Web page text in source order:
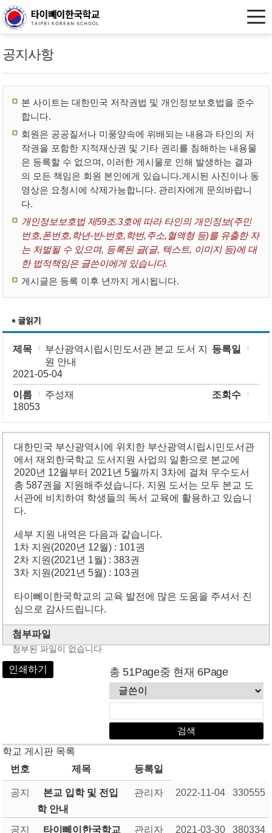
공지사항
본 사이트는 대한민국 저작권법 및 개인정보보호법을 준수
합니다.
회원은 공공질서나 미풍양속에 위배되는 내용과 타인의 저
작권을 포함한 지적재산권 및 기타 권리를 침해하는 내용물
은 등록할 수 없으며, 이러한 게시물로 인해 발생하는 결과
의 모든 책임은 회원 본인에게 있습니다.게시된 사진이나 동
영상은 요청시에 삭제가능합니다. 관리자에게 문의바랍니
다.
개인정보보호법 제59조.3호에 따라 타인의 개인정보(주민
번호,폰번호,학년-반-번호,학번,주소,혈액형 등)를 유출한 자
는 처벌될 수 있으며, 등록된 글(글, 텍스트, 이미지 등)에 대
한 법적책임은 글쓴이에게 있습니다.
게시글은 등록 이후 년까지 게시됩니다.
제목
부산광역시립시민도서관 본교 도서 지
원 안내
등록일
2021-05-04
이름
주성재
조회수
18053
대한민국 부산광역시에 위치한 부산광역시립시민도서관
에서 재외한국학교 도서지원 사업의 일환으로 본교에
2020년 12월부터 2021년 5월까지 3차에 걸쳐 우수도서
총 587권을 지원해주셨습니다. 지원 도서는 모두 본교 도
서관에 비치하여 학생들의 독서 교육에 활용하고 있습니
다.
세부 지원 내역은 다음과 같습니다.
1차 지원(2020년 12월) : 101권
2차 지원(2021년 1월) : 383권
3차 지원(2021년 5월) : 103권
타이뻬이한국학교의 교육 발전에 많은 도움을 주셔서 진
심으로 감사드립니다.
첨부파일
첨부된 파일이 없습니다
인쇄하기 총 51Page중 현재 6Page
학교 게시판 목록
번호
제목 등록일
공지
본교 입학 및 전입
학 안내
관리자 2022-11-04 330555
공지
타이뻬이한국학교
관리자 2021-03-30 380334